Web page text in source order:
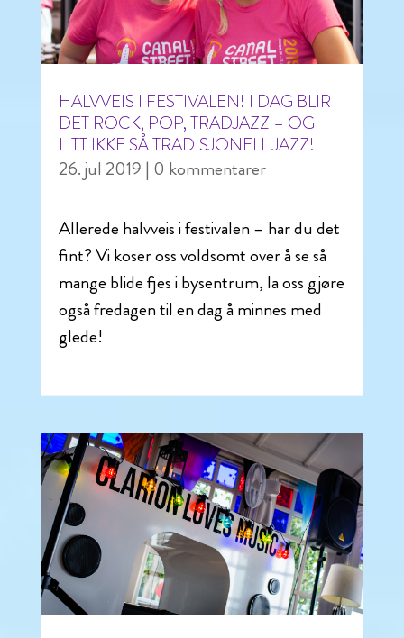
HALVVEIS I FESTIVALEN! I DAG BLIR
DET ROCK, POP, TRADJAZZ – OG
LITT IKKE SÅ TRADISJONELL JAZZ!
26. jul 2019 | 0 kommentarer
Allerede halvveis i festivalen – har du det
fint? Vi koser oss voldsomt over å se så
mange blide fjes i bysentrum, la oss gjøre
også fredagen til en dag å minnes med
glede!